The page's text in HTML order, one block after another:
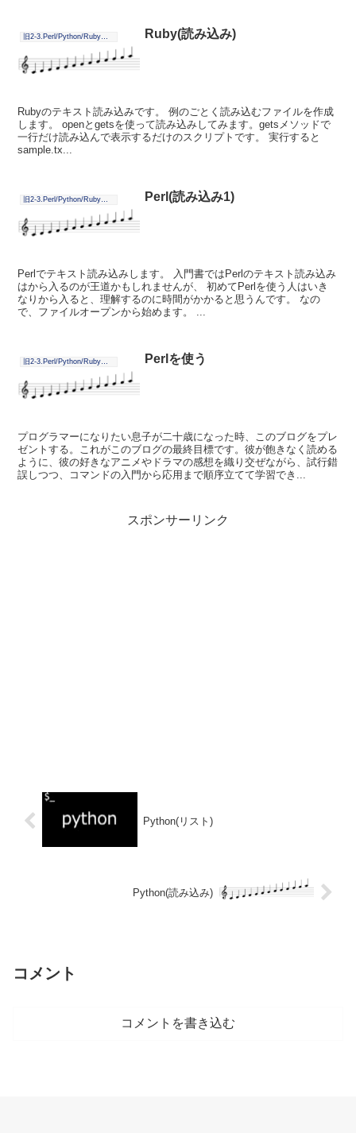
旧2-3.Perl/Python/Ruby毎日学習 Ruby(読み込み)
Rubyのテキスト読み込みです。 例のごとく読み込むファイルを作成
します。 openとgetsを使って読み込みしてみます。getsメソッドで
一行だけ読み込んで表示するだけのスクリプトです。 実行すると
sample.tx...
旧2-3.Perl/Python/Ruby毎日学習 Perl(読み込み1)
Perlでテキスト読み込みします。 入門書ではPerlのテキスト読み込み
はから入るのが王道かもしれませんが、 初めてPerlを使う人はいき
なりから入ると、理解するのに時間がかかると思うんです。 なの
で、ファイルオープンから始めます。 ...
旧2-3.Perl/Python/Ruby毎日学習 Perlを使う
プログラマーになりたい息子が二十歳になった時、このブログをプレ
ゼントする。これがこのブログの最終目標です。彼が飽きなく読める
ように、彼の好きなアニメやドラマの感想を織り交ぜながら、試行錯
誤しつつ、コマンドの入門から応用まで順序立てて学習でき...
スポンサーリンク
Python(リスト)
Python(読み込み)
コメント
コメントを書き込む